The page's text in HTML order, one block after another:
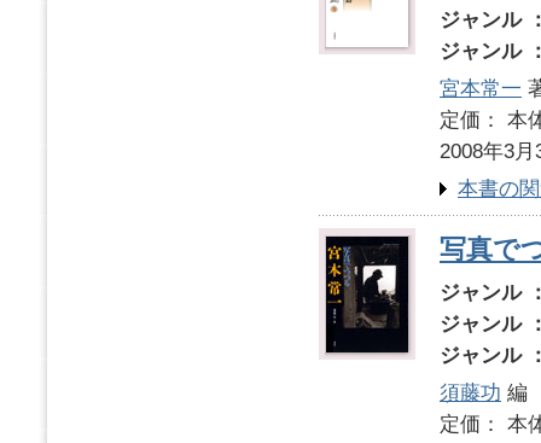
ジャンル
ジャンル
宮本常一
定価：
2008年3月
本書の
写真で
ジャンル
ジャンル
ジャンル
須藤功 編
定価：